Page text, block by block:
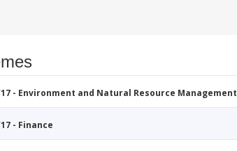
- Environment and Natural Resource Management
- Finance